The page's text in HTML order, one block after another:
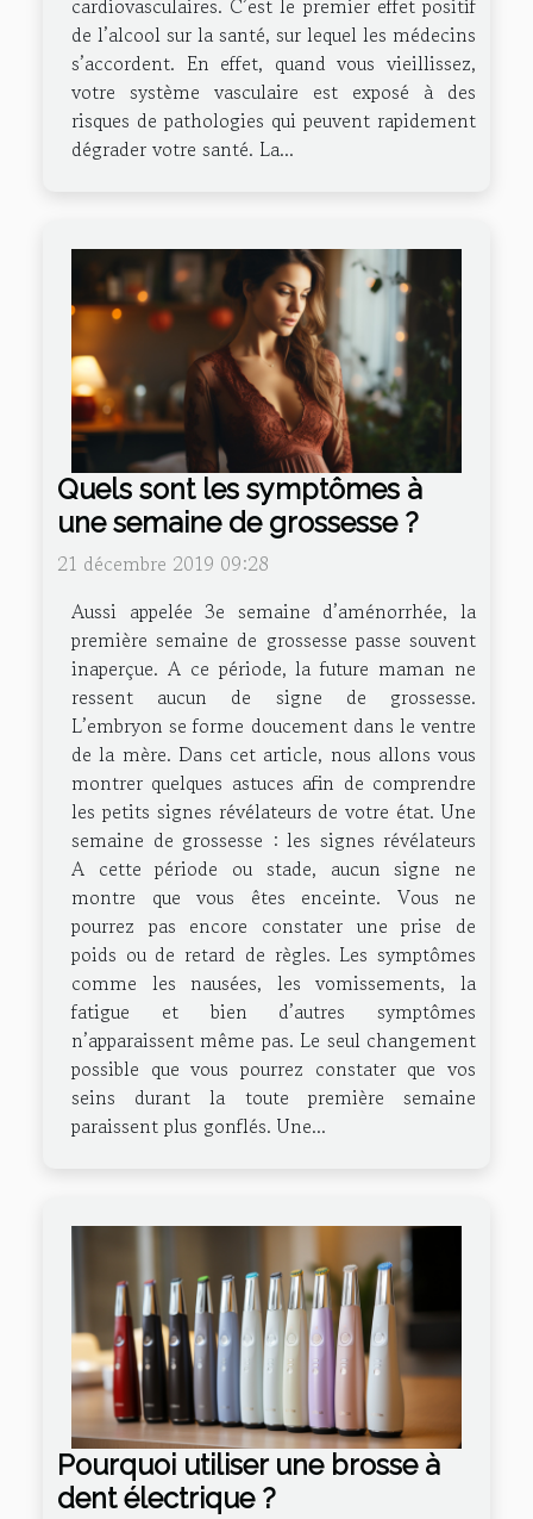
cardiovasculaires. C’est le premier effet positif
de l’alcool sur la santé, sur lequel les médecins
s’accordent. En effet, quand vous vieillissez,
votre système vasculaire est exposé à des
risques de pathologies qui peuvent rapidement
dégrader votre santé. La...
Quels sont les symptômes à
une semaine de grossesse ?
21 décembre 2019 09:28
Aussi appelée 3e semaine d’aménorrhée, la
première semaine de grossesse passe souvent
inaperçue. A ce période, la future maman ne
ressent aucun de signe de grossesse.
L’embryon se forme doucement dans le ventre
de la mère. Dans cet article, nous allons vous
montrer quelques astuces afin de comprendre
les petits signes révélateurs de votre état. Une
semaine de grossesse : les signes révélateurs
A cette période ou stade, aucun signe ne
montre que vous êtes enceinte. Vous ne
pourrez pas encore constater une prise de
poids ou de retard de règles. Les symptômes
comme les nausées, les vomissements, la
fatigue et bien d’autres symptômes
n’apparaissent même pas. Le seul changement
possible que vous pourrez constater que vos
seins durant la toute première semaine
paraissent plus gonflés. Une...
Pourquoi utiliser une brosse à
dent électrique ?